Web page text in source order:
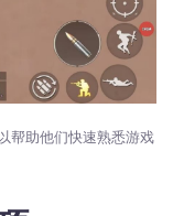
帮助他们快速熟悉游戏